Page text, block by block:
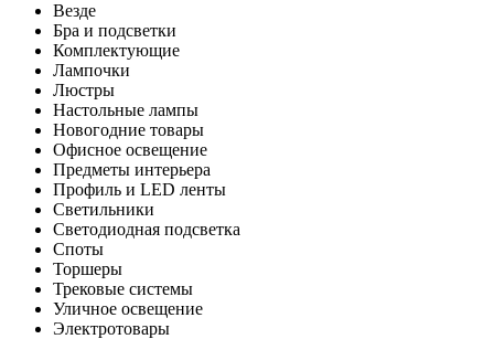
Везде
Бра и подсветки
Комплектующие
Лампочки
Люстры
Настольные лампы
Новогодние товары
Офисное освещение
Предметы интерьера
Профиль и LED ленты
Светильники
Светодиодная подсветка
Споты
Торшеры
Трековые системы
Уличное освещение
Электротовары